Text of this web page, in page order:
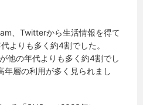
、Twitterから生活情報を得て
よりも多く約4割でした。
他の年代よりも多く約4割でし
層の利用が多く見られまし